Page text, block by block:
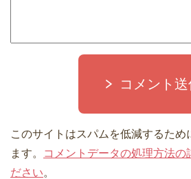
コメント
このサイトはスパムを低減するため
ます。
コメントデータの処理方法の
ださい。